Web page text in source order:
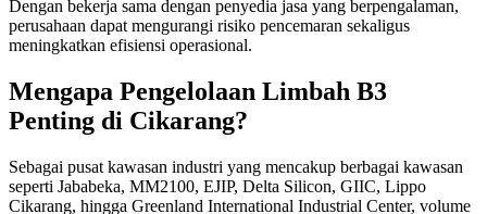
Dengan bekerja sama dengan penyedia jasa yang berpengalaman,
perusahaan dapat mengurangi risiko pencemaran sekaligus
meningkatkan efisiensi operasional.
Mengapa Pengelolaan Limbah B3
Penting di Cikarang?
Sebagai pusat kawasan industri yang mencakup berbagai kawasan
seperti Jababeka, MM2100, EJIP, Delta Silicon, GIIC, Lippo
Cikarang, hingga Greenland International Industrial Center, volume